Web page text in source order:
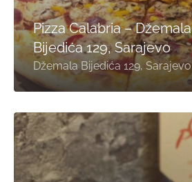
Pizza Calabria – Džemala
Bijedića 129, Sarajevo
Džemala Bijedića 129, Sarajevo